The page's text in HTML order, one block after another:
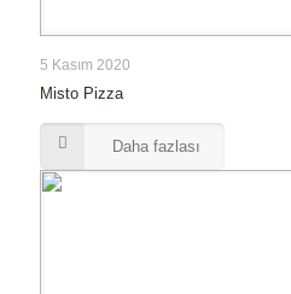
5 Kasım 2020
Misto Pizza
Daha fazlası